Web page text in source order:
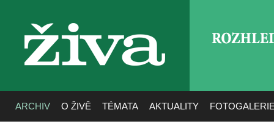
živa
ARCHIV O ŽIVĚ TÉMATA AKTUALITY